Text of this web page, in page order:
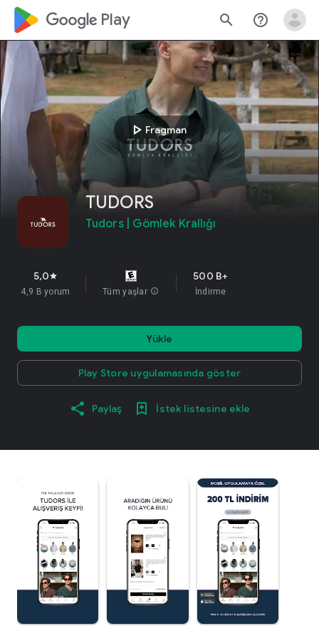
google_logo Play search help_outline
play_arrow Fragman
TUDORS
Tudors | Gömlek Krallığı
5,0star
4,9 B yorum Tüm yaşlar info
500 B+
İndirme
Yükle
Play Store uygulamasında göster
Paylaş İstek listesine ekle